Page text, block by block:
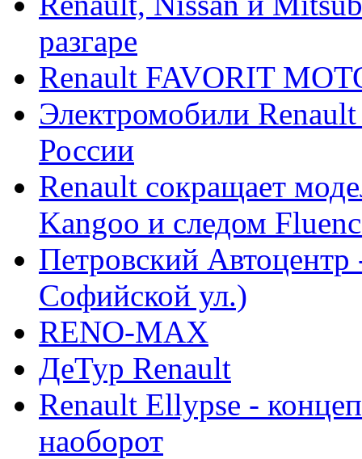
разгаре
Renault FAVORIT
Электромобили
России
Renault сокращает
Kangoo и следом
Петровский
Софийской ул.)
RENO-MAX
ДеТур Renault
Renault Ellypse -
наоборот